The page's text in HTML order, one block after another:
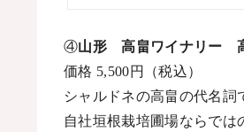
④山形 高畠ワイナリー
価格 5,500円（税込）
シャルドネの高畠の代名詞
自社垣根栽培圃場ならでは